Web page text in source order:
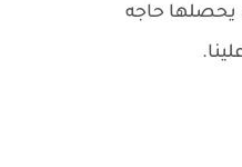
يحصلها حاجه